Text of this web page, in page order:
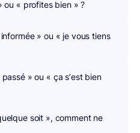
ou « profites bien » ?
» ou « je vous tiens
» ou « ça s’est bien
soit », comment ne